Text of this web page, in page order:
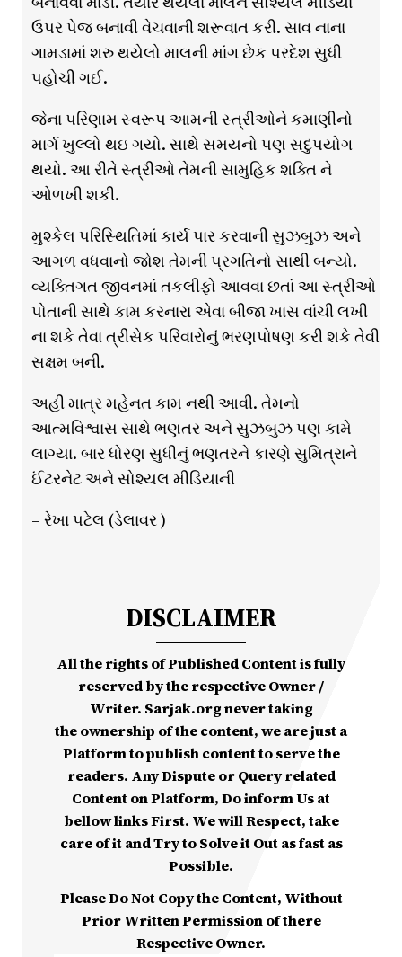
ઉપર પેજ બનાવી વેચવાની શરૂવાત કરી. સાવ નાના
ગામડામાં શરુ થયેલો માલની માંગ છેક પરદેશ સુધી
પહોચી ગઈ.
જેના પરિણામ સ્વરૂપ આમની સ્ત્રીઓને કમાણીનો
માર્ગ ખુલ્લો થઇ ગયો. સાથે સમયનો પણ સદુપયોગ
થયો. આ રીતે સ્ત્રીઓ તેમની સામુહિક શક્તિ ને
ઓળખી શકી.
મુશ્કેલ પરિસ્થિતિમાં કાર્ય પાર કરવાની સુઝબુઝ અને
આગળ વધવાનો જોશ તેમની પ્રગતિનો સાથી બન્યો.
વ્યક્તિગત જીવનમાં તકલીફો આવવા છતાં આ સ્ત્રીઓ
પોતાની સાથે કામ કરનારા એવા બીજા ખાસ વાંચી લખી
ના શકે તેવા ત્રીસેક પરિવારોનું ભરણપોષણ કરી શકે તેવી
સક્ષમ બની.
અહી માત્ર મહેનત કામ નથી આવી. તેમનો
આત્મવિશ્વાસ સાથે ભણતર અને સુઝબુઝ પણ કામે
લાગ્યા. બાર ધોરણ સુધીનું ભણતરને કારણે સુમિત્રાને
ઈંટરનેટ અને સોશ્યલ મીડિયાની
– રેખા પટેલ (ડેલાવર )
DISCLAIMER
All the rights of Published Content is fully
reserved by the respective Owner /
Writer. Sarjak.org never taking
the ownership of the content, we are just a
Platform to publish content to serve the
readers. Any Dispute or Query related
Content on Platform, Do inform Us at
bellow links First. We will Respect, take
care of it and Try to Solve it Out as fast as
Possible.
Please Do Not Copy the Content, Without
Prior Written Permission of there
Respective Owner.